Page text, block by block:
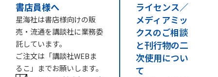
書店員様へ
星海社は書店様向けの販
売・流通を講談社に業務委
託しています。
ご注文は「講談社WEBま
るこ」までお願いします。
ライセンス／
メディアミッ
クスのご相談
と刊行物の二
次使用につい
て